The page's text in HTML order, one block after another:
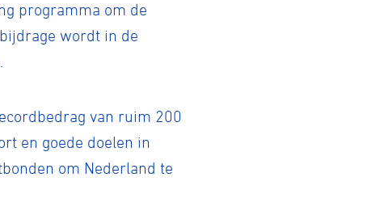
programma om de
wordt in de
van ruim 200
en goede doelen in
om Nederland te